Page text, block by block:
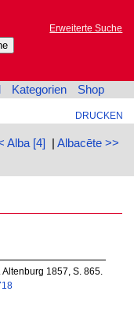
Erweiterte Suche
Kategorien Shop
DRUCKEN
Alba [4] | Albacēte >>
1857, S. 865.